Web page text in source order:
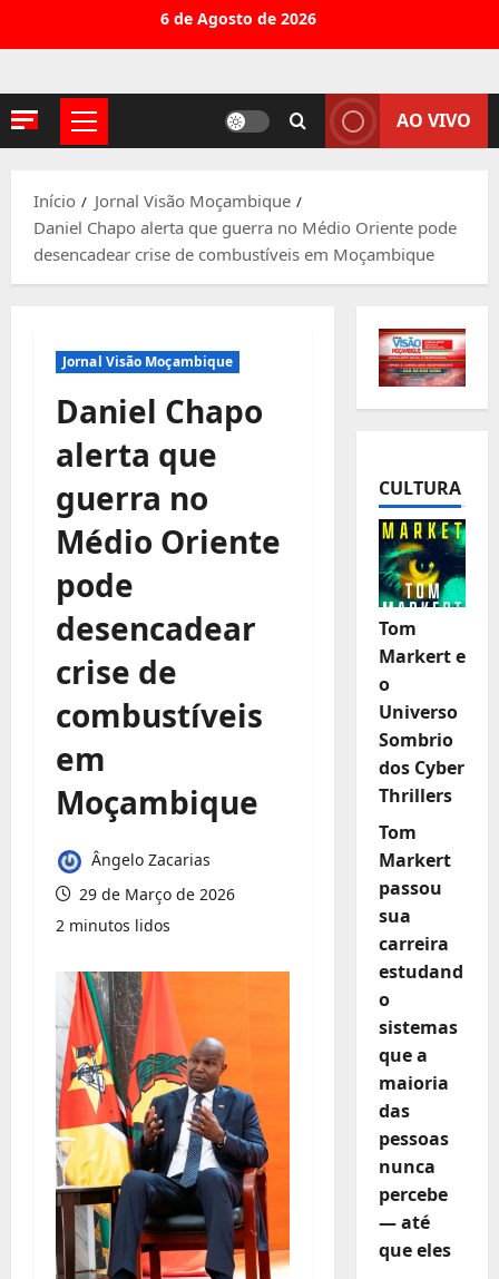
conteúdo
6 de Agosto de 2026
Menu
AO VIVO
Início
Jornal Visão Moçambique
Daniel Chapo alerta que guerra no Médio Oriente pode
desencadear crise de combustíveis em Moçambique
Jornal Visão Moçambique
Daniel Chapo
alerta que
guerra no
Médio Oriente
pode
desencadear
crise de
combustíveis
em
Moçambique
Ângelo Zacarias
29 de Março de 2026
2 minutos lidos
CULTURA
Tom
Markert e
o
Universo
Sombrio
dos Cyber
Thrillers
Tom
Markert
passou
sua
carreira
estudand
o
sistemas
que a
maioria
das
pessoas
nunca
percebe
— até
que eles